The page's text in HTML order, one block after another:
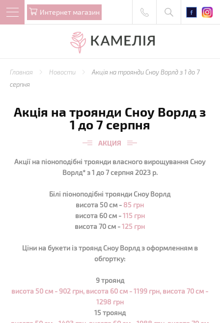
Интернет магазин
Главная Новости
Акція на троянди Сноу Ворлд з 1 до 7
серпня
Акція на троянди Сноу Ворлд з
1 до 7 серпня
АКЦИЯ
Акції на піоноподібні троянди власного вирощування Сноу
Ворлд* з 1 до 7 серпня 2023 р.
Білі піоноподібні троянди Сноу Ворлд
висота 50 см - 85 грн
висота 60 см -115 грн
висота 70 см -125 грн
Ціни на букети із троянд Сноу Ворлдз оформленням в
обгортку:
9 троянд
висота 50 см - 902 грн, висота 60 см - 1199 грн, висота 70 см -
1298 грн
15 троянд